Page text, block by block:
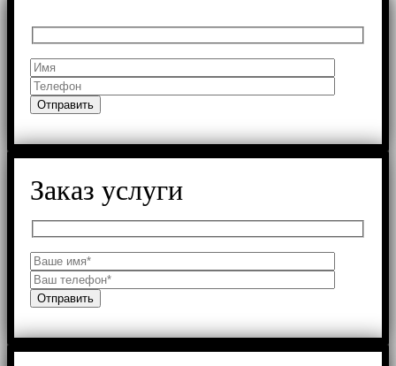
Заказ услуги